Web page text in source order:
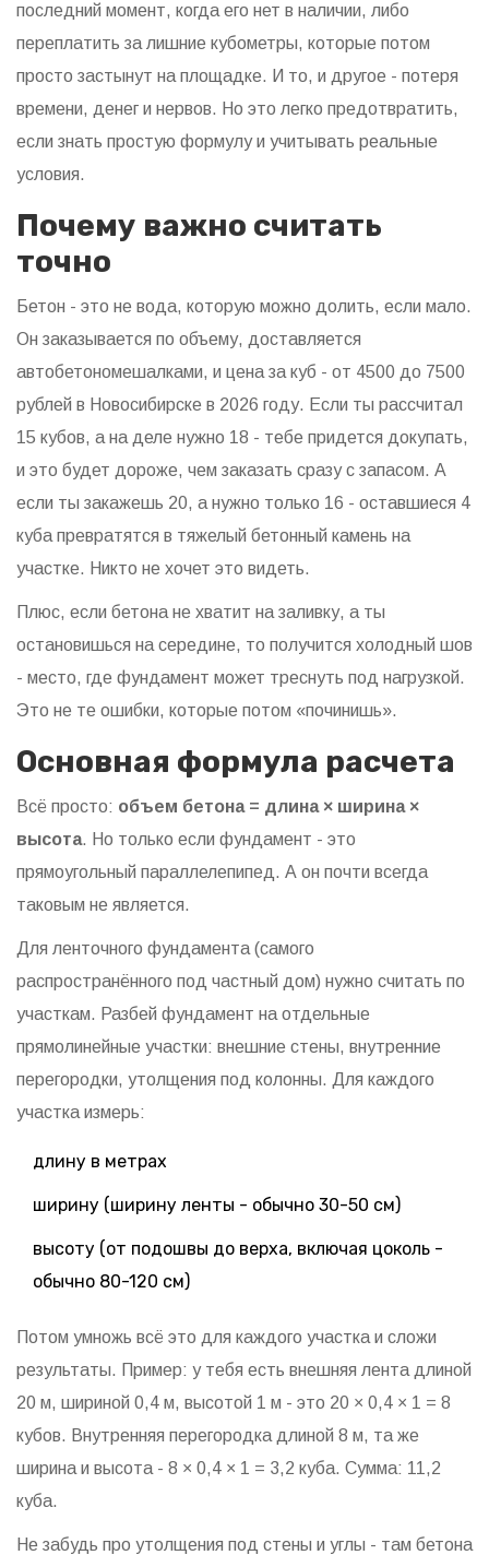
последний момент, когда его нет в наличии, либо
переплатить за лишние кубометры, которые потом
просто застынут на площадке. И то, и другое - потеря
времени, денег и нервов. Но это легко предотвратить,
если знать простую формулу и учитывать реальные
условия.
Почему важно считать
точно
Бетон - это не вода, которую можно долить, если мало.
Он заказывается по объему, доставляется
автобетономешалками, и цена за куб - от 4500 до 7500
рублей в Новосибирске в 2026 году. Если ты рассчитал
15 кубов, а на деле нужно 18 - тебе придется докупать,
и это будет дороже, чем заказать сразу с запасом. А
если ты закажешь 20, а нужно только 16 - оставшиеся 4
куба превратятся в тяжелый бетонный камень на
участке. Никто не хочет это видеть.
Плюс, если бетона не хватит на заливку, а ты
остановишься на середине, то получится холодный шов
- место, где фундамент может треснуть под нагрузкой.
Это не те ошибки, которые потом «починишь».
Основная формула расчета
Всё просто: объем бетона = длина × ширина ×
высота. Но только если фундамент - это
прямоугольный параллелепипед. А он почти всегда
таковым не является.
Для ленточного фундамента (самого
распространённого под частный дом) нужно считать по
участкам. Разбей фундамент на отдельные
прямолинейные участки: внешние стены, внутренние
перегородки, утолщения под колонны. Для каждого
участка измерь:
длину в метрах
ширину (ширину ленты - обычно 30-50 см)
высоту (от подошвы до верха, включая цоколь -
обычно 80-120 см)
Потом умножь всё это для каждого участка и сложи
результаты. Пример: у тебя есть внешняя лента длиной
20 м, шириной 0,4 м, высотой 1 м - это 20 × 0,4 × 1 = 8
кубов. Внутренняя перегородка длиной 8 м, та же
ширина и высота - 8 × 0,4 × 1 = 3,2 куба. Сумма: 11,2
куба.
Не забудь про утолщения под стены и углы - там бетона